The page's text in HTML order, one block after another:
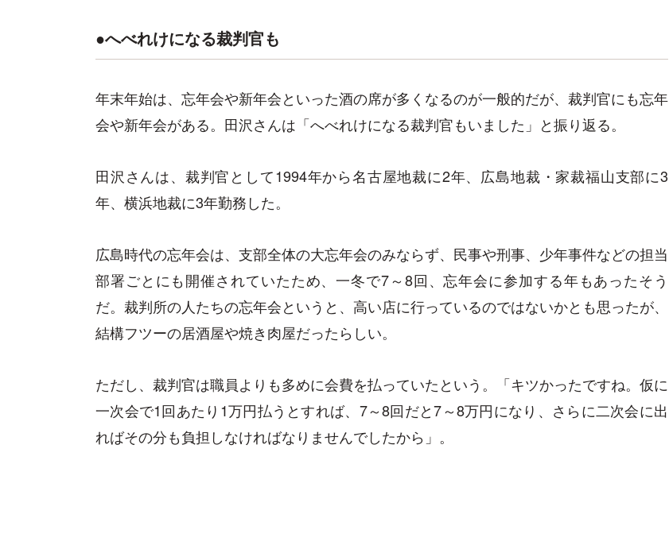
●へべれけになる裁判官も
年末年始は、忘年会や新年会といった酒の席が多くなるのが一般的だが、裁判官にも忘年
会や新年会がある。田沢さんは「へべれけになる裁判官もいました」と振り返る。
田沢さんは、裁判官として1994年から名古屋地裁に2年、広島地裁・家裁福山支部に3
年、横浜地裁に3年勤務した。
広島時代の忘年会は、支部全体の大忘年会のみならず、民事や刑事、少年事件などの担当
部署ごとにも開催されていたため、一冬で7～8回、忘年会に参加する年もあったそう
だ。裁判所の人たちの忘年会というと、高い店に行っているのではないかとも思ったが、
結構フツーの居酒屋や焼き肉屋だったらしい。
ただし、裁判官は職員よりも多めに会費を払っていたという。「キツかったですね。仮に
一次会で1回あたり1万円払うとすれば、7～8回だと7～8万円になり、さらに二次会に出
ればその分も負担しなければなりませんでしたから」。